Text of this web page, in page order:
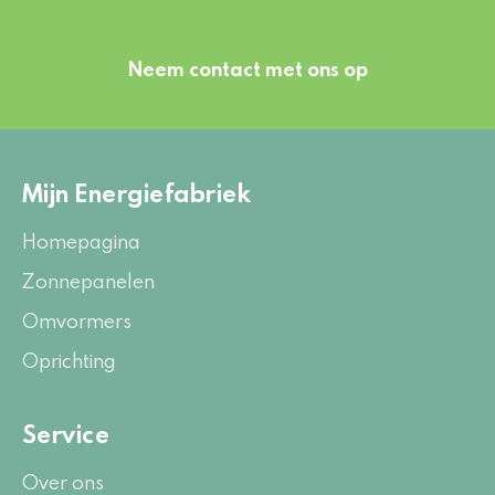
Neem contact met ons op
Mijn Energiefabriek
Homepagina
Zonnepanelen
Omvormers
Oprichting
Service
Over ons